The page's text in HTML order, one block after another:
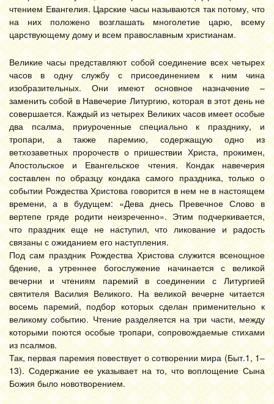
чтением Евангелия. Царские часы называются так потому, что
на них положено возглашать многолетие царю, всему
царствующему дому и всем православным христианам.
Великие часы представляют собой соединение всех четырех
часов в одну службу с присоединением к ним чина
изобразительных. Они имеют основное назначение –
заменить собой в Навечерие Литургию, которая в этот день не
совершается. Каждый из четырех Великих часов имеет особые
два псалма, приуроченные специально к празднику, и
тропари, а также паремию, содержащую одно из
ветхозаветных пророчеств о пришествии Христа, прокимен,
Апостольское и Евангельское чтения. Кондак навечерия
составлен по образцу кондака самого праздника, только о
событии Рождества Христова говорится в нем не в настоящем
времени, а в будущем: «Дева днесь Превечное Слово в
вертепе гряде родити неизреченно». Этим подчеркивается,
что праздник еще не наступил, что ликование и радость
связаны с ожиданием его наступления.
Под сам праздник Рождества Христова служится всенощное
бдение, а утреннее богослужение начинается с великой
вечерни и чтениям паремий в соединении с Литургией
святителя Василия Великого. На великой вечерне читается
восемь паремий, подбор которых сделан применительно к
великому событию. Чтение разделяется на три части, между
которыми поются особые тропари, сопровождаемые стихами
из псалмов.
Так, первая паремия повествует о сотворении мира (Быт.1, 1–
13). Содержание ее указывает на то, что воплощение Сына
Божия было новотворением.